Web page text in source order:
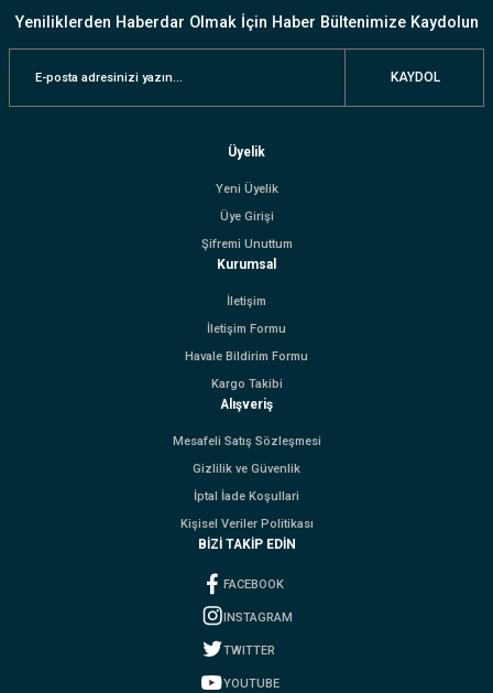
Yeniliklerden Haberdar Olmak İçin Haber Bültenimize Kaydolun
KAYDOL
Üyelik
Yeni Üyelik
Üye Girişi
Şifremi Unuttum
Kurumsal
İletişim
İletişim Formu
Havale Bildirim Formu
Kargo Takibi
Alışveriş
Mesafeli Satış Sözleşmesi
Gizlilik ve Güvenlik
İptal İade Koşullari
Kişisel Veriler Politikası
BİZİ TAKİP EDİN
FACEBOOK
INSTAGRAM
TWITTER
YOUTUBE